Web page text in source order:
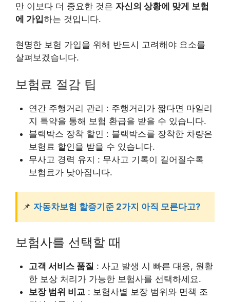
만 이보다 더 중요한 것은 자신의 상황에 맞게 보험
에 가입하는 것입니다.
현명한 보험 가입을 위해 반드시 고려해야 요소를
살펴보겠습니다.
보험료 절감 팁
연간 주행거리 관리 : 주행거리가 짧다면 마일리
지 특약을 통해 보험 환급을 받을 수 있습니다.
블랙박스 장착 할인 : 블랙박스를 장착한 차량은
보험료 할인을 받을 수 있습니다.
무사고 경력 유지 : 무사고 기록이 길어질수록
보험료가 낮아집니다.
📌 자동차보험 할증기준 2가지 아직 모른다고?
보험사를 선택할 때
고객 서비스 품질 : 사고 발생 시 빠른 대응, 원활
한 보상 처리가 가능한 보험사를 선택하세요.
보장 범위 비교 : 보험사별 보장 범위와 면책 조